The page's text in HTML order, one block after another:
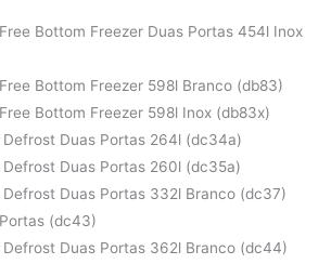
Bottom Freezer Duas Portas 454l Inox
Bottom Freezer 598l Branco (db83)
Bottom Freezer 598l Inox (db83x)
Duas Portas 264l (dc34a)
Duas Portas 260l (dc35a)
Duas Portas 332l Branco (dc37)
(dc43)
Duas Portas 362l Branco (dc44)